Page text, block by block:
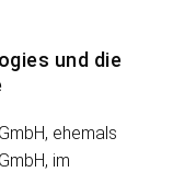
und die
ehemals
im